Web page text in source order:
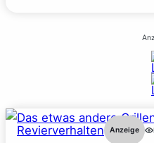
Revierverhalten Anzeige